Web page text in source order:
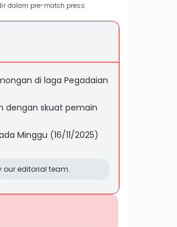
dalam pre-match press
di laga Pegadaian
dengan skuat pemain
Minggu (16/11/2025)
our editorial team.